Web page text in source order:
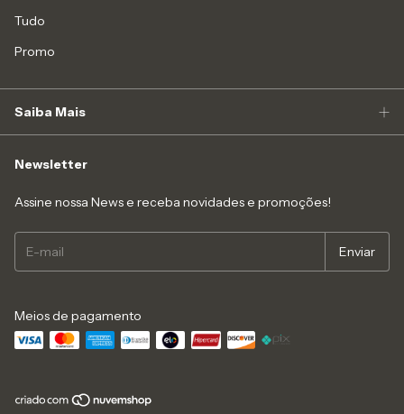
Tudo
Promo
Saiba Mais
Newsletter
Assine nossa News e receba novidades e promoções!
Meios de pagamento